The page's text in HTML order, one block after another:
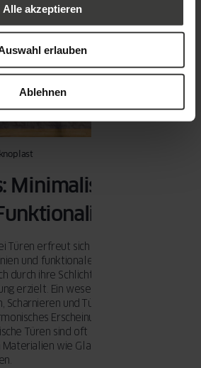
Alle akzeptieren
erlauben
Ablehnen
Minimalistisches
Türen erfreut sich wachsender
und funktionale Elemente vereint.
durch ihre Schlichtheit aus, die dennoch
erzielt. Ein wesentlicher Aspekt ist die
und Türfüllungen in das
Erscheinungsbild zu
Türen sind oft in neutralen Farben
wie Glas oder Metall, um einen